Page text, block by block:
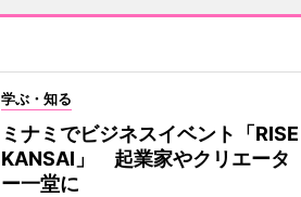
学ぶ・知る
ミナミでビジネスイベント「RISE
KANSAI」 起業家やクリエータ
ー一堂に